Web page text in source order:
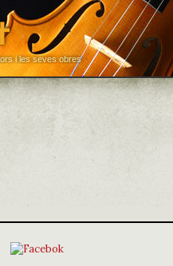
i les seves obres